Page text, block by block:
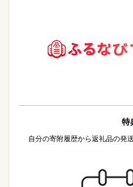
特
自分の寄附履歴から返礼品の発